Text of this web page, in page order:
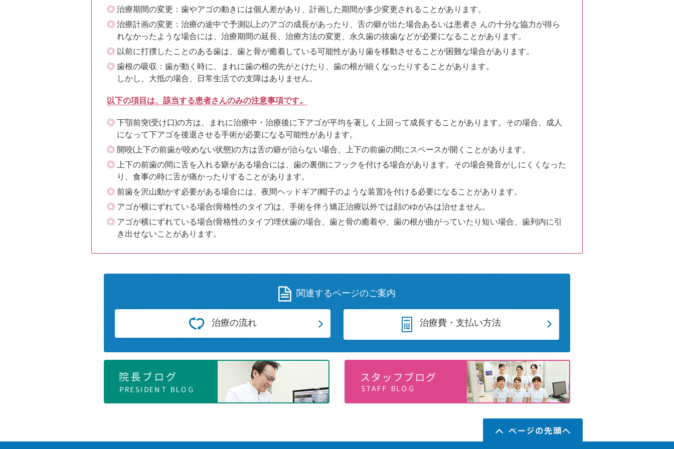
治療期間の変更：歯やアゴの動きには個人差があり、計画した期間が多少変更されることがあります。
治療計画の変更：治療の途中で予測以上のアゴの成長があったり、舌の癖が出た場合あるいは患者さ んの十分な協力が得ら
れなかったような場合には、治療期間の延長、治療方法の変更、永久歯の抜歯などが必要になることがあります。
以前に打撲したことのある歯は、歯と骨が癒着している可能性があり歯を移動させることが困難な場合があります。
歯根の吸収：歯が動く時に、まれに歯の根の先がとけたり、歯の根が細くなったりすることがあります。
しかし、大抵の場合、日常生活での支障はありません。
以下の項目は、該当する患者さんのみの注意事項です。
下顎前突(受け口)の方は、まれに治療中・治療後に下アゴが平均を著しく上回って成長することがあります。その場合、成人
になって下アゴを後退させる手術が必要になる可能性があります。
開咬(上下の前歯が咬めない状態)の方は舌の癖が治らない場合、上下の前歯の間にスペースが開くことがあります。
上下の前歯の間に舌を入れる癖がある場合には、歯の裏側にフックを付ける場合があります。その場合発音がしにくくなった
り、食事の時に舌が痛かったりすることがあります。
前歯を沢山動かす必要がある場合には、夜間ヘッドギア(帽子のような装置)を付ける必要になることがあります。
アゴが横にずれている場合(骨格性のタイプ)は、手術を伴う矯正治療以外では顔のゆがみは治せません。
アゴが横にずれている場合(骨格性のタイプ)埋伏歯の場合、歯と骨の癒着や、歯の根が曲がっていたり短い場合、歯列内に引
き出せないことがあります。
関連するページのご案内
治療の流れ 治療費・支払い方法